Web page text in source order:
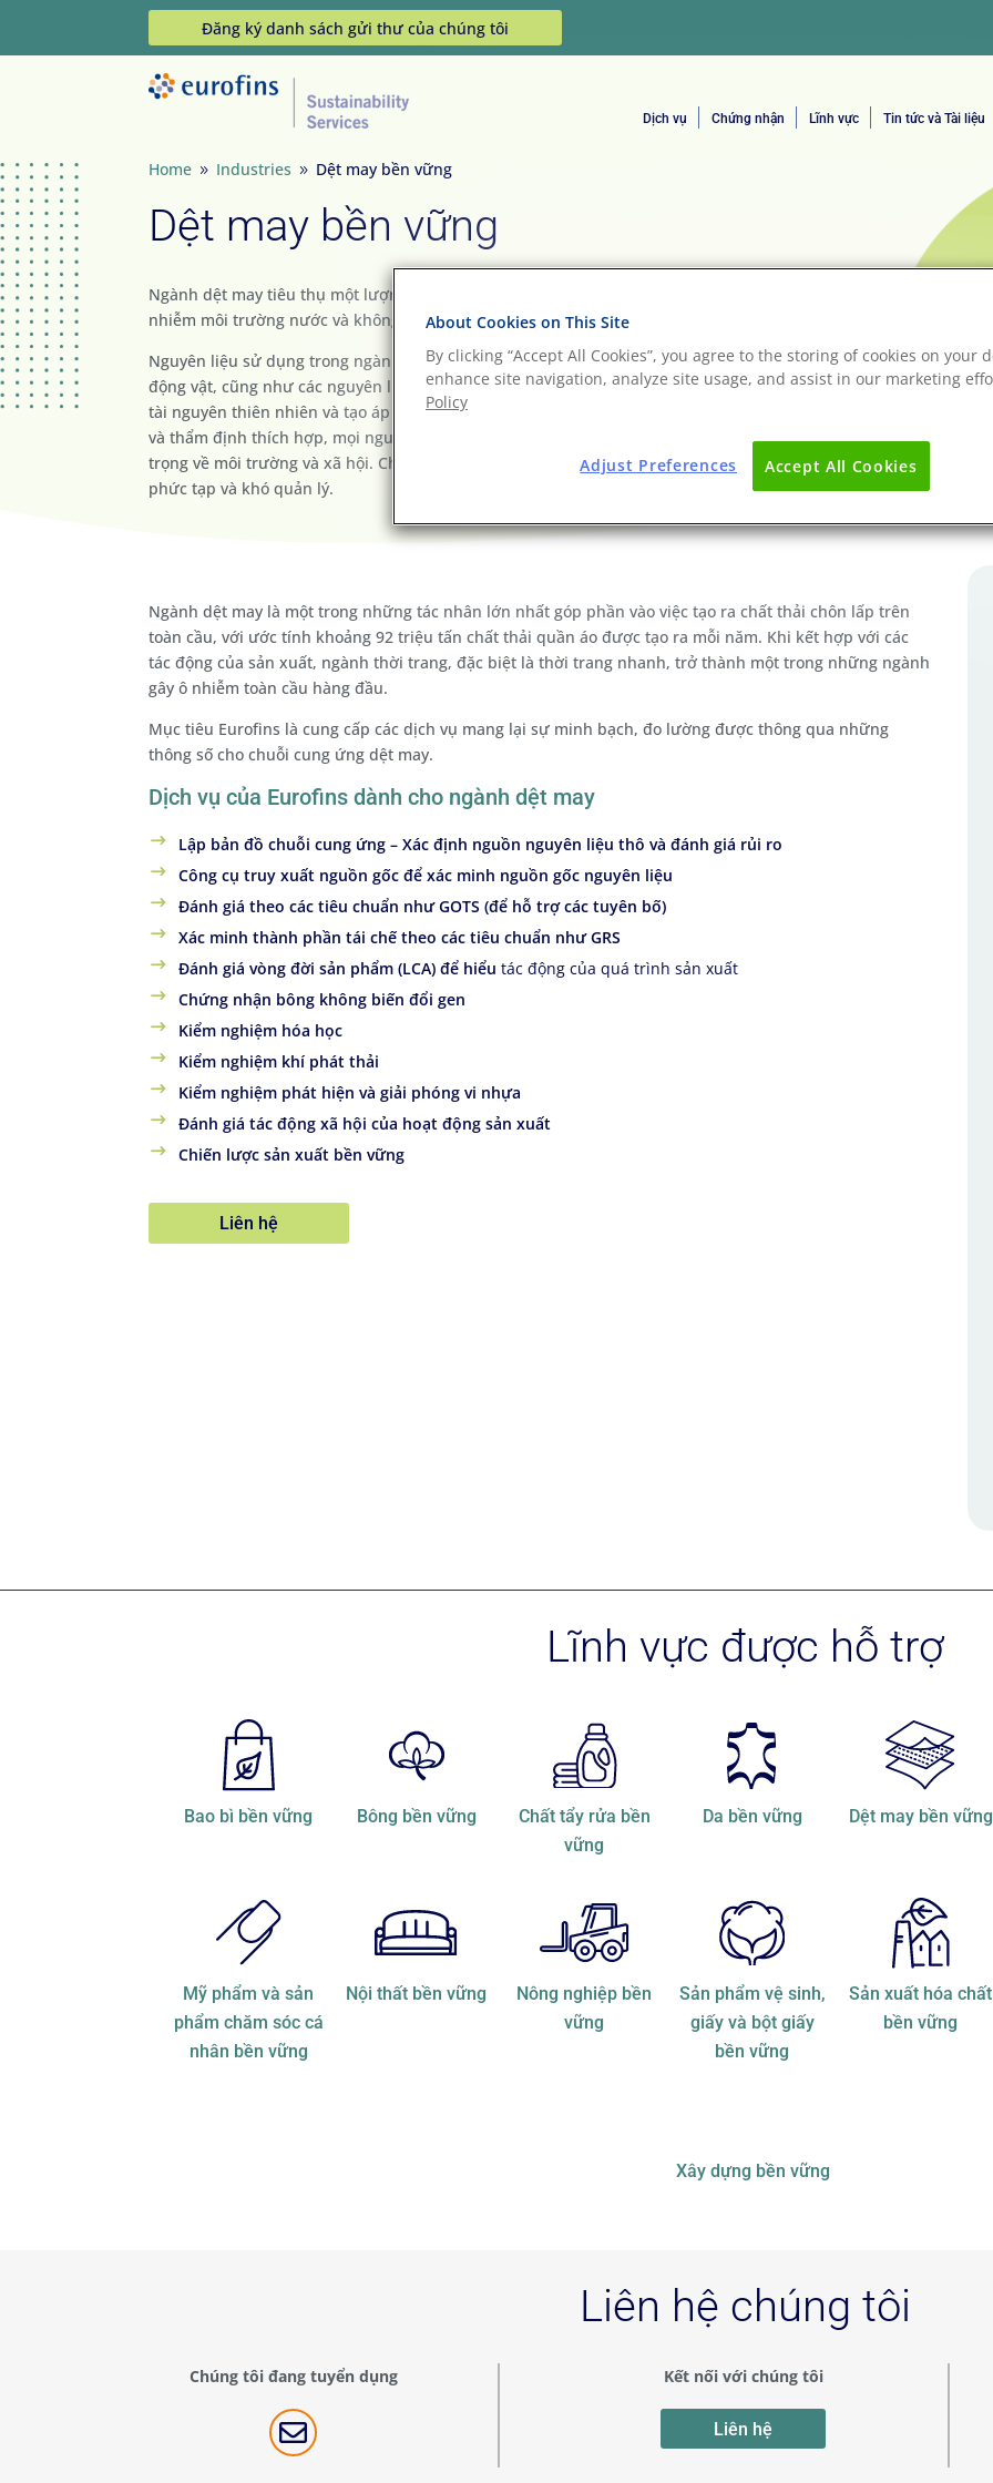
Đăng ký danh sách gửi thư của chúng tôi
Dịch vụ Chứng nhận Lĩnh vực Tin tức và Tài liệu
Home 9 Industries 9 Dệt may bền vững
Dệt may bền vững
Ngành dệt may tiêu thụ một lượng lớn nước và năng lượng, đồng thời tạo ra khí thải gây ô
nhiễm môi trường nước và không khí.
Nguyên liệu sử dụng trong ngành dệt may bao gồm cả nguyên liệu tự nhiên từ thực vật và
động vật, cũng như các nguyên liệu tổng hợp có nguồn gốc từ dầu mỏ góp phần làm cạn kiệt
tài nguyên thiên nhiên và tạo áp lực lớn lên môi trường. Nếu không có các biện pháp quản lý
và thẩm định thích hợp, mọi nguồn nguyên liệu thô đều có nguy cơ gây ra các vấn đề nghiêm
trọng về môi trường và xã hội. Chuỗi cung ứng của ngành dệt may thường không rõ ràng,
phức tạp và khó quản lý.
Ngành dệt may là một trong những tác nhân lớn nhất góp phần vào việc tạo ra chất thải chôn lấp trên
toàn cầu, với ước tính khoảng 92 triệu tấn chất thải quần áo được tạo ra mỗi năm. Khi kết hợp với các
tác động của sản xuất, ngành thời trang, đặc biệt là thời trang nhanh, trở thành một trong những ngành
gây ô nhiễm toàn cầu hàng đầu.
Mục tiêu Eurofins là cung cấp các dịch vụ mang lại sự minh bạch, đo lường được thông qua những
thông số cho chuỗi cung ứng dệt may.
Dịch vụ của Eurofins dành cho ngành dệt may
Lập bản đồ chuỗi cung ứng – Xác định nguồn nguyên liệu thô và đánh giá rủi ro
Công cụ truy xuất nguồn gốc để xác minh nguồn gốc nguyên liệu
Đánh giá theo các tiêu chuẩn như GOTS (để hỗ trợ các tuyên bố)
Xác minh thành phần tái chế theo các tiêu chuẩn như GRS
Đánh giá vòng đời sản phẩm (LCA) để hiểu tác động của quá trình sản xuất
Chứng nhận bông không biến đổi gen
Kiểm nghiệm hóa học
Kiểm nghiệm khí phát thải
Kiểm nghiệm phát hiện và giải phóng vi nhựa
Đánh giá tác động xã hội của hoạt động sản xuất
Chiến lược sản xuất bền vững
Liên hệ
Lĩnh vực được hỗ trợ
Bao bì bền vững Bông bền vững
Chất tẩy rửa bền
vững
Da bền vững Dệt may bền vững
Mỹ phẩm và sản
phẩm chăm sóc cá
nhân bền vững
Nội thất bền vững
Nông nghiệp bền
vững
Sản phẩm vệ sinh,
giấy và bột giấy
bền vững
Sản xuất hóa chất
bền vững
Xây dựng bền vững
Liên hệ chúng tôi
Chúng tôi đang tuyển dụng

Kết nối với chúng tôi
Liên hệ
About Cookies on This Site
By clicking “Accept All Cookies”, you agree to the storing of cookies on your
enhance site navigation, analyze site usage, and assist in our marketing
Policy
Accept All Cookies
Adjust Preferences